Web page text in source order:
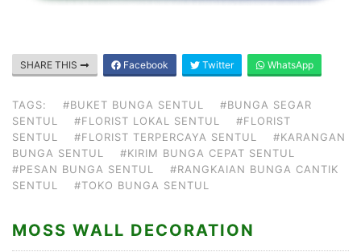
SHARE THIS Facebook Twitter WhatsApp
TAGS: #BUKET BUNGA SENTUL
#BUNGA SEGAR
SENTUL
#FLORIST LOKAL SENTUL
#FLORIST
SENTUL
#FLORIST TERPERCAYA SENTUL
#KARANGAN
BUNGA SENTUL
#KIRIM BUNGA CEPAT SENTUL
#PESAN BUNGA SENTUL
#RANGKAIAN BUNGA CANTIK
SENTUL
#TOKO BUNGA SENTUL
MOSS WALL DECORATION